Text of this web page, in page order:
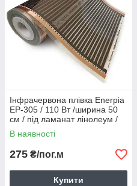
Інфрачервона плівка Enerpia
EP-305 / 110 Вт /ширина 50
см / під ламанат лінолеум /
220 Вт/м2
В наявності
275 ₴/пог.м
Купити